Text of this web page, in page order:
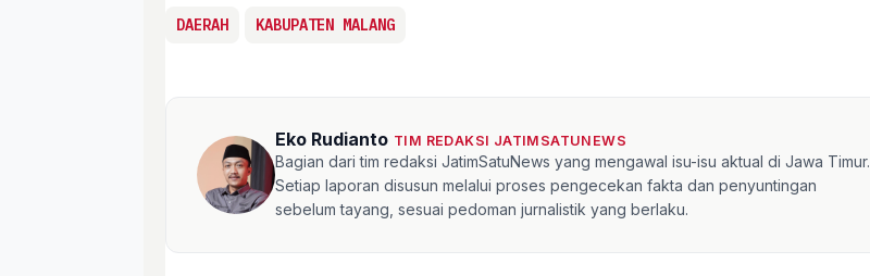
DAERAH KABUPATEN MALANG
Eko Rudianto TIM REDAKSI JATIMSATUNEWS
Bagian dari tim redaksi JatimSatuNews yang mengawal isu-isu aktual di Jawa Timur.
Setiap laporan disusun melalui proses pengecekan fakta dan penyuntingan
sebelum tayang, sesuai pedoman jurnalistik yang berlaku.